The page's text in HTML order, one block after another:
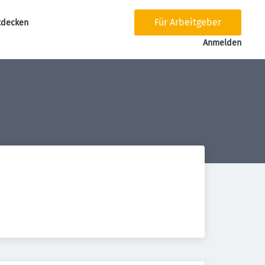
Für Arbeitgeber
Anmelden